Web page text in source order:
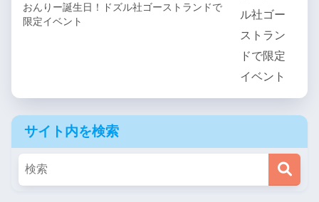
おんりー誕生日！ドズル社ゴーストランドで
限定イベント
サイト内を検索